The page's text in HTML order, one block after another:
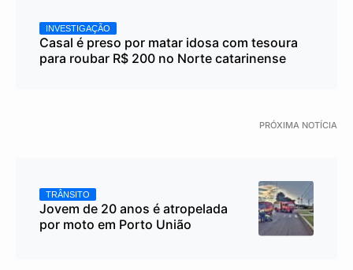
INVESTIGAÇÃO
Casal é preso por matar idosa com tesoura
para roubar R$ 200 no Norte catarinense
PRÓXIMA NOTÍCIA
TRÂNSITO
Jovem de 20 anos é atropelada
por moto em Porto União